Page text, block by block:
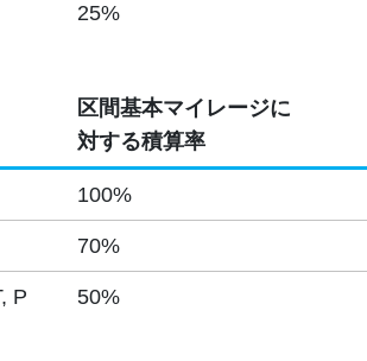
25%
区間基本マイレージに
対する積算率
100%
70%
P 50%